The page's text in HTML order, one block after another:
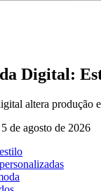
Digital:
altera produção
5 de agosto de 2026